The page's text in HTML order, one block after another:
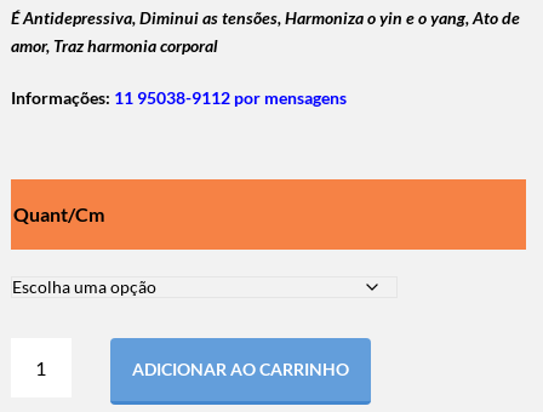
É Antidepressiva, Diminui as tensões, Harmoniza o yin e o yang, Ato de
amor, Traz harmonia corporal
Informações: 11 95038-9112 por mensagens
Quant/Cm
ADICIONAR AO CARRINHO